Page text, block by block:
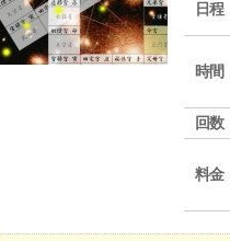
日程
時間
回数
料金